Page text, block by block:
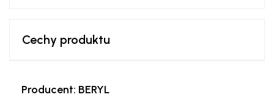
Cechy produktu
Producent: BERYL